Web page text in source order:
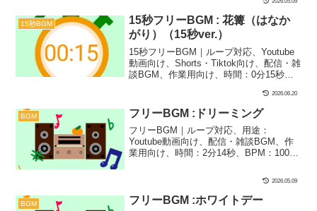
器：オルゴール、ピアノ、シンセサイザ
ー｜15秒BGM第17弾！配信や次回予告の
BGM、エンディングテーマなどにぴった
りの、あめふりのおさんぽみたいな曲で
す！春っぽいオルゴールの軽やかな音が
一押しポイント！
15秒BGM
15秒フリーBGM : 花篝（はなか
がり）（15秒ver.）
15秒フリーBGM｜ループ対応、Youtube
動画向け、Shorts・Tiktok向け、配信・雑
談BGM、作業用向け、時間：0分15秒、
しゃれ、みらい、楽器：シンセサイザ
ー、オルゴール｜15秒BGM第13弾！あの
人気曲『花篝』の15秒バージョンを制作
しました！和風フリーBGMです！お花見
シーンとかにぴったりな1曲に仕上げまし
た！スマホの着信音やショート動画にも
2026.06.20
BGM フリーBGM :ドリーミング
フリーBGM｜ループ対応、用途：
Youtube動画向け、配信・雑談BGM、作
業用向け、時間：2分14秒、BPM：100、
れ、あかるい、楽器：オルゴール、シン
セサイザー｜寝落ちシーンや雑談の配信
にぴったりな1曲です！オルゴールとシン
2026.05.09
BGM フリーBGM :ホワイトデー